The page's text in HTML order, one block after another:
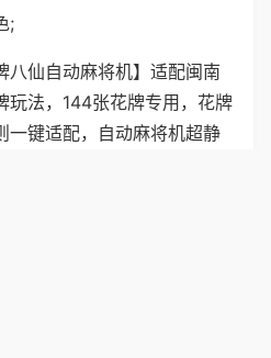
;
八仙自动麻将机】适配闽南
玩法，144张花牌专用，花牌
一键适配，自动麻将机超静